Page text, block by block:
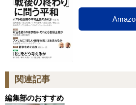
関連記事
編集部のおすすめ